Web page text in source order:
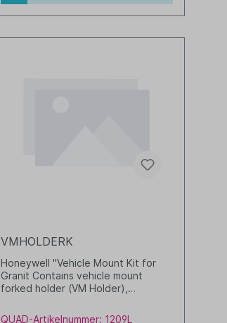
VMHOLDERK
Honeywell "Vehicle Mount Kit for
Granit Contains vehicle mount
forked holder (VM Holder),
(ADJARME) and mounting hardware"
QUAD-Artikelnummer: 1209L